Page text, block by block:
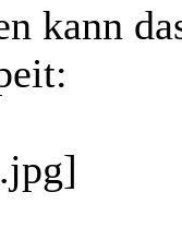
kann